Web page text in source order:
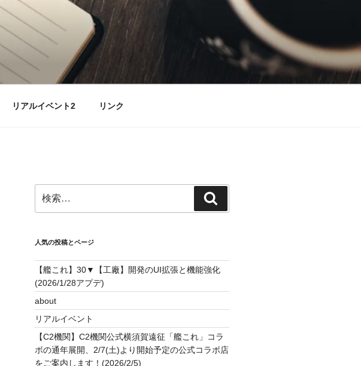
リアルイベント2 リンク
索:
索
人気の投稿とページ
【艦これ】30▼【工廠】開発のUI拡張と機能強化
(2026/1/28アプデ)
about
リアルイベント
【C2機関】C2機関公式横須賀遠征「艦これ」コラ
ボの通年展開、2/7(土)より開始予定の公式コラボ店
をご案内します！(2026/2/5)